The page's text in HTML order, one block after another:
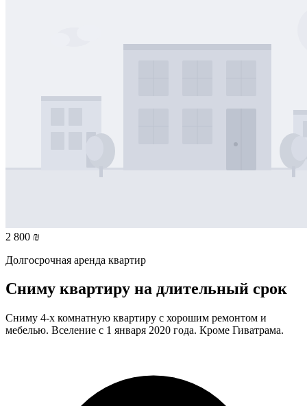
2 800 ₪
Долгосрочная аренда квартир
Сниму квартиру на длительный срок
Сниму 4-х комнатную квартиру с хорошим ремонтом и
мебелью. Вселение с 1 января 2020 года. Кроме Гиватрама.